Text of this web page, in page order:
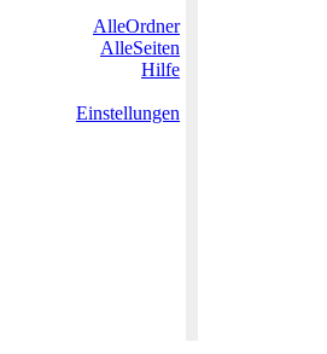
AlleOrdner
AlleSeiten
Hilfe
Einstellungen